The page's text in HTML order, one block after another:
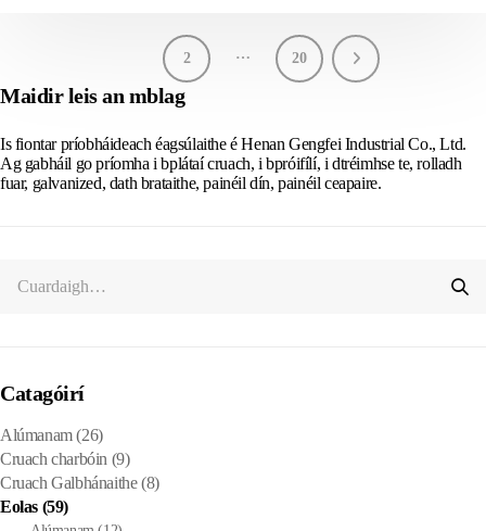
2 … 20
Maidir leis an mblag
Is fiontar príobháideach éagsúlaithe é Henan Gengfei Industrial Co., Ltd.
Ag gabháil go príomha i bplátaí cruach, i bpróifílí, i dtréimhse te, rolladh
fuar, galvanized, dath brataithe, painéil dín, painéil ceapaire.
Catagóirí
Alúmanam(26)
Cruach charbóin (9)
Cruach Galbhánaithe(8)
Eolas (59)